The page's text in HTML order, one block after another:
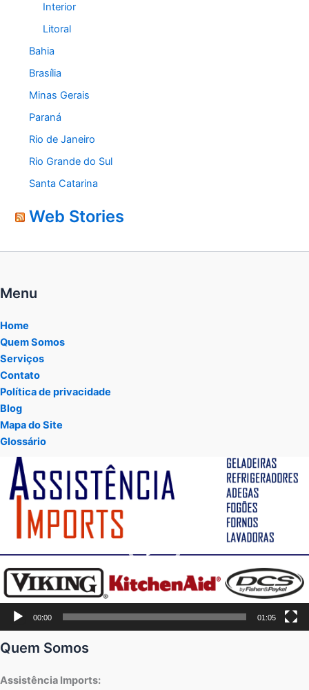
Interior
Litoral
Bahia
Brasília
Minas Gerais
Paraná
Rio de Janeiro
Rio Grande do Sul
Santa Catarina
Web Stories
Menu
Home
Quem Somos
Serviços
Contato
Política de privacidade
Blog
Mapa do Site
Glossário
Tocador
vídeo
00:00 01:05
Quem Somos
Assistência Imports: